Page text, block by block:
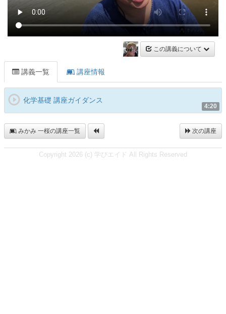
この講義について
講義一覧 講座情報
4:20
化学基礎 講座ガイダンス
みかみ 一桜の講座一覧 次の講座
Copyright 2026 (c) 学びエイド All Rights Reserved